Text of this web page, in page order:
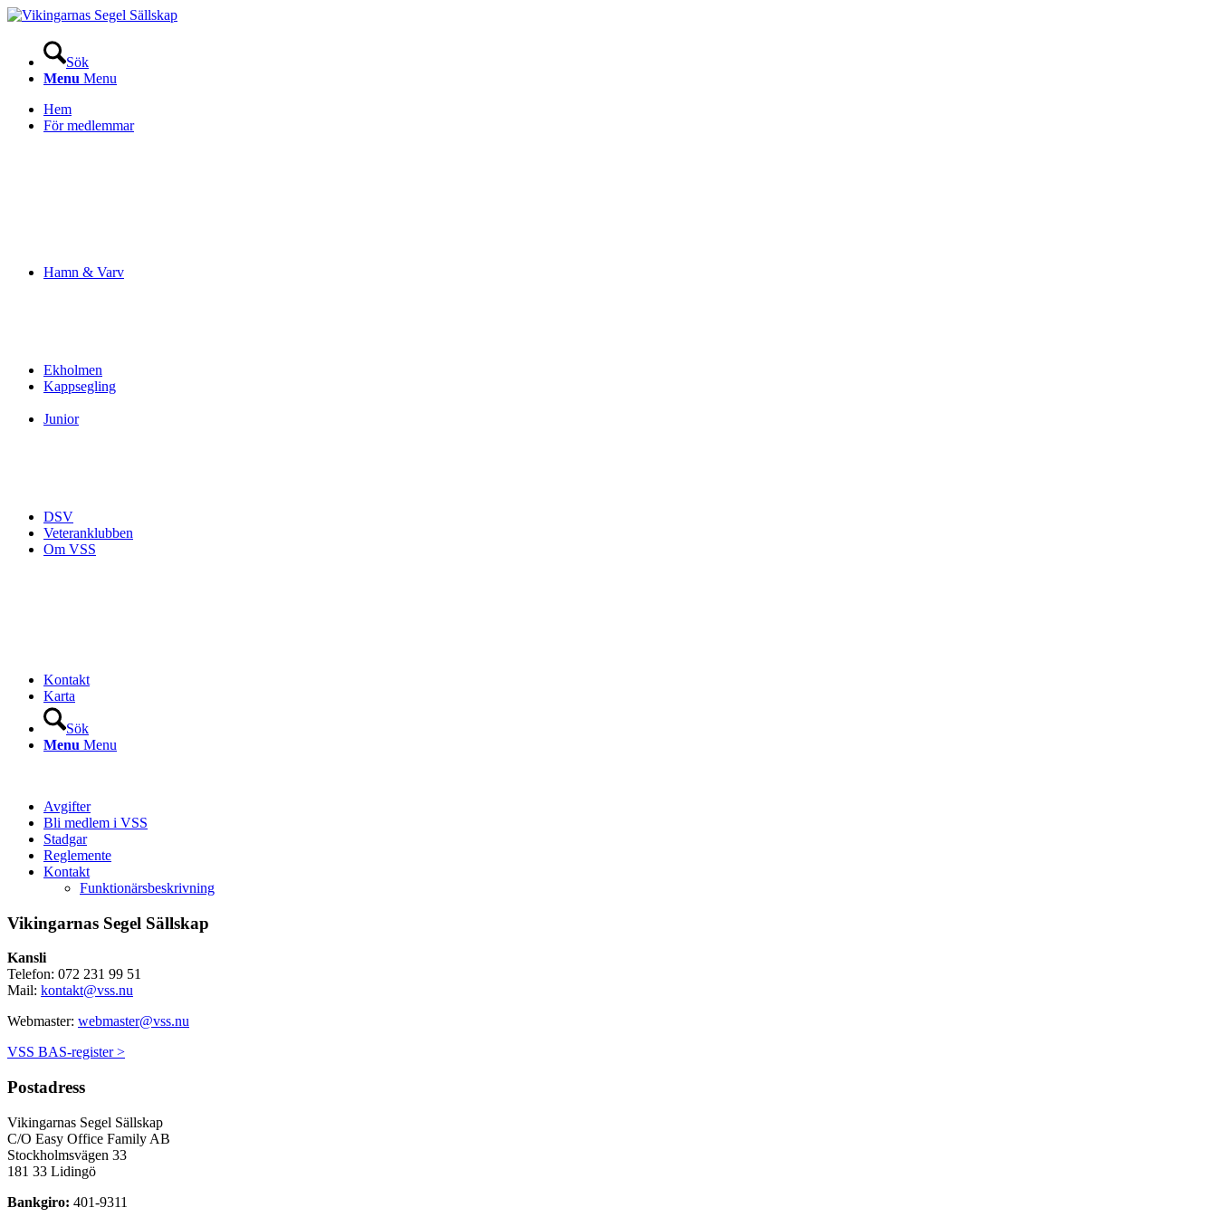
Sök
Menu Menu
Hem
För medlemmar
Hamn & Varv
Ekholmen
Kappsegling
Junior
DSV
Veteranklubben
Om VSS
Kontakt
Karta
Sök
Menu Menu
Avgifter
Bli medlem i VSS
Stadgar
Reglemente
Kontakt
Funktionärsbeskrivning
Vikingarnas Segel Sällskap
Kansli
Telefon: 072 231 99 51
Mail: kontakt@vss.nu
Webmaster: webmaster@vss.nu
VSS BAS-register >
Postadress
Vikingarnas Segel Sällskap
C/O Easy Office Family AB
Stockholmsvägen 33
181 33 Lidingö
Bankgiro: 401-9311